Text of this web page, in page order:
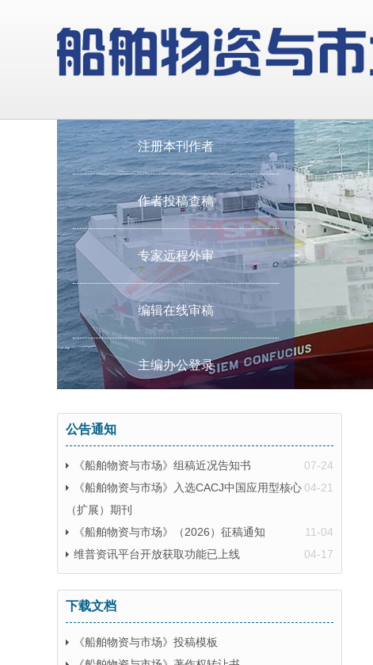
注册本刊作者
作者投稿查稿
专家远程外审
编辑在线审稿
主编办公登录
公告通知
07-24
《船舶物资与市场》组稿近况告知书
04-21
《船舶物资与市场》入选CACJ中国应用型核心
（扩展）期刊
11-04
《船舶物资与市场》（2026）征稿通知
04-17
维普资讯平台开放获取功能已上线
下载文档
《船舶物资与市场》投稿模板